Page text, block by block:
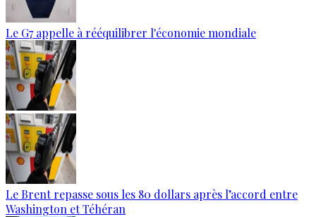
Le G7 appelle à rééquilibrer l'économie mondiale
Le Brent repasse sous les 80 dollars après l’accord entre
Washington et Téhéran